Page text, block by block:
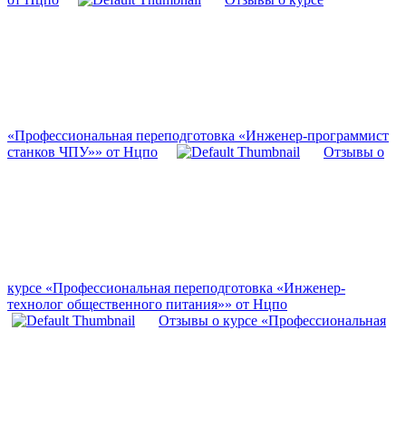
«Профессиональная переподготовка «Инженер-программист
станков ЧПУ»» от Нцпо
Отзывы о
курсе «Профессиональная переподготовка «Инженер-
технолог общественного питания»» от Нцпо
Отзывы о курсе «Профессиональная